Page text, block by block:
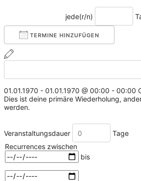
jede(r/n)
TERMINE HINZUFÜGEN
01.01.1970 - 01.01.1970 @ 00:00 - 00:00
Dies ist deine primäre Wiederholung,
werden.
Veranstaltungsdauer
Tage
Recurrences zwischen
Zeitraum
auswählen
bis